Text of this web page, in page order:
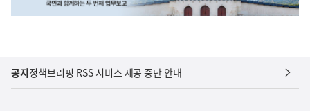
공지정책브리핑 RSS 서비스 제공 중단 안내